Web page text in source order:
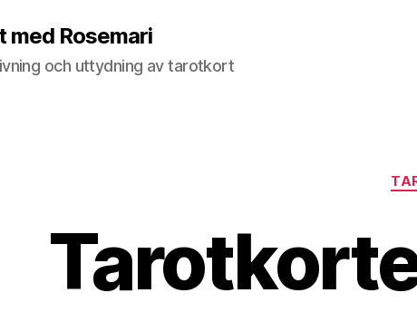
med Rosemari
och uttydning av tarotkort